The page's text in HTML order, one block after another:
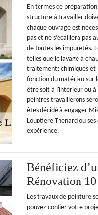
En termes de
structure à travailler
chaque ouvrage est
pas et ne s’écaillera pas
de toutes les impuretés.
telles que le lavage à
traitements chimiques et
fonction du matériau sur
être soit à l'intérieur ou à
peintres travaillerons
êtes décidé à engager
Louptiere Thenard ou
expérience.
Bénéficiez
Rénovation
Les travaux de peinture
pouvez confier votre